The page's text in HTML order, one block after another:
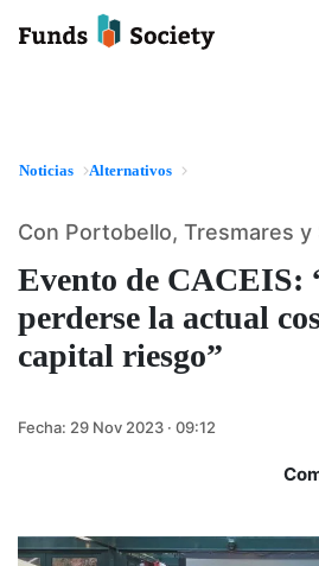
Noticias Alternativos
Evento de CACEIS:
perderse la actual
capital riesgo”
Con Portobello, Tresmares y
Fecha: 29 Nov 2023 · 09:12